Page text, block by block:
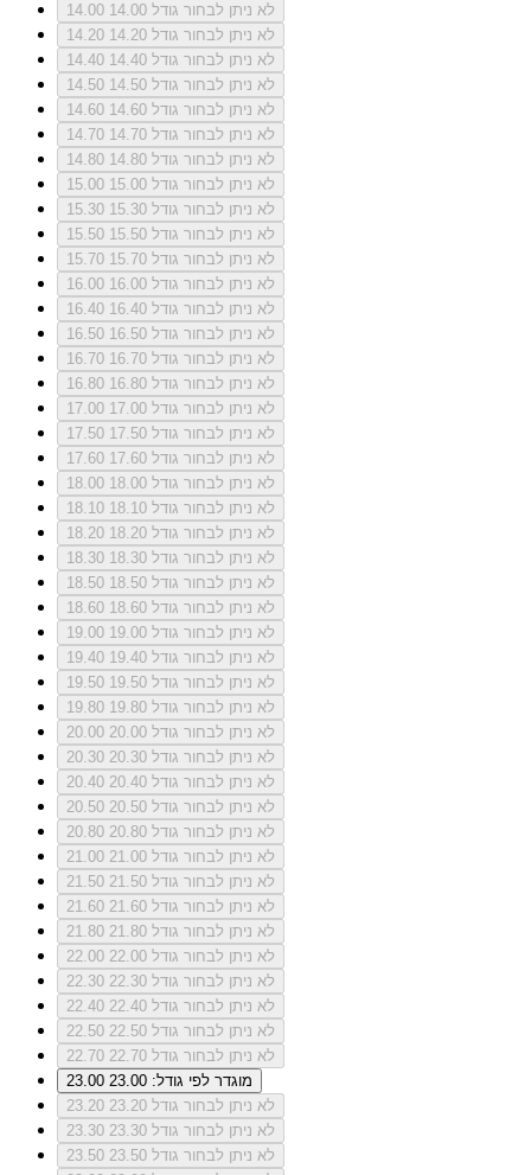
14.00
לא ניתן לבחור גודל 14.00
14.20
לא ניתן לבחור גודל 14.20
14.40
לא ניתן לבחור גודל 14.40
14.50
לא ניתן לבחור גודל 14.50
14.60
לא ניתן לבחור גודל 14.60
14.70
לא ניתן לבחור גודל 14.70
14.80
לא ניתן לבחור גודל 14.80
15.00
לא ניתן לבחור גודל 15.00
15.30
לא ניתן לבחור גודל 15.30
15.50
לא ניתן לבחור גודל 15.50
15.70
לא ניתן לבחור גודל 15.70
16.00
לא ניתן לבחור גודל 16.00
16.40
לא ניתן לבחור גודל 16.40
16.50
לא ניתן לבחור גודל 16.50
16.70
לא ניתן לבחור גודל 16.70
16.80
לא ניתן לבחור גודל 16.80
17.00
לא ניתן לבחור גודל 17.00
17.50
לא ניתן לבחור גודל 17.50
17.60
לא ניתן לבחור גודל 17.60
18.00
לא ניתן לבחור גודל 18.00
18.10
לא ניתן לבחור גודל 18.10
18.20
לא ניתן לבחור גודל 18.20
18.30
לא ניתן לבחור גודל 18.30
18.50
לא ניתן לבחור גודל 18.50
18.60
לא ניתן לבחור גודל 18.60
19.00
לא ניתן לבחור גודל 19.00
19.40
לא ניתן לבחור גודל 19.40
19.50
לא ניתן לבחור גודל 19.50
19.80
לא ניתן לבחור גודל 19.80
20.00
לא ניתן לבחור גודל 20.00
20.30
לא ניתן לבחור גודל 20.30
20.40
לא ניתן לבחור גודל 20.40
20.50
לא ניתן לבחור גודל 20.50
20.80
לא ניתן לבחור גודל 20.80
21.00
לא ניתן לבחור גודל 21.00
21.50
לא ניתן לבחור גודל 21.50
21.60
לא ניתן לבחור גודל 21.60
21.80
לא ניתן לבחור גודל 21.80
22.00
לא ניתן לבחור גודל 22.00
22.30
לא ניתן לבחור גודל 22.30
22.40
לא ניתן לבחור גודל 22.40
22.50
לא ניתן לבחור גודל 22.50
22.70
לא ניתן לבחור גודל 22.70
23.00
מוגדר לפי גודל: 23.00
23.20
לא ניתן לבחור גודל 23.20
23.30
לא ניתן לבחור גודל 23.30
23.50
לא ניתן לבחור גודל 23.50